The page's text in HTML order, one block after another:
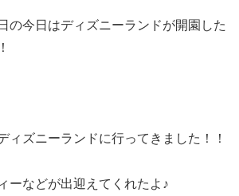
の今日はディズニーランドが開園した
ィズニーランドに行ってきました！！
ーなどが出迎えてくれたよ♪